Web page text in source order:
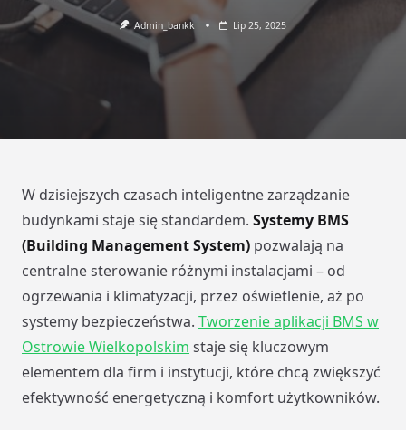
Admin_bankk Lip 25, 2025
W dzisiejszych czasach inteligentne zarządzanie
budynkami staje się standardem. Systemy BMS
(Building Management System) pozwalają na
centralne sterowanie różnymi instalacjami – od
ogrzewania i klimatyzacji, przez oświetlenie, aż po
systemy bezpieczeństwa. Tworzenie aplikacji BMS w
Ostrowie Wielkopolskim staje się kluczowym
elementem dla firm i instytucji, które chcą zwiększyć
efektywność energetyczną i komfort użytkowników.